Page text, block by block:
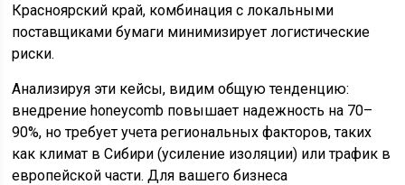
Красноярский край, комбинация с локальными
поставщиками бумаги минимизирует логистические
риски.
Анализируя эти кейсы, видим общую тенденцию:
внедрение honeycomb повышает надежность на 70–
90%, но требует учета региональных факторов, таких
как климат в Сибири (усиление изоляции) или трафик в
европейской части. Для вашего бизнеса